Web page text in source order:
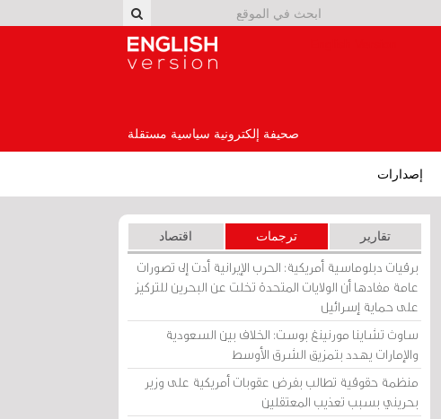
صحيفة إلكترونية سياسية مستقلة
إصدارات
تقارير ترجمات اقتصاد
برقيات دبلوماسية أمريكية: الحرب الإيرانية أدت إلى تصورات
عامة مفادها أن الولايات المتحدة تخلت عن البحرين للتركيز
على حماية إسرائيل
ساوث تشاينا مورنينغ بوست: الخلاف بين السعودية
والإمارات يهدد بتمزيق الشرق الأوسط
منظمة حقوقية تطالب بفرض عقوبات أمريكية على وزير
بحريني بسبب تعذيب المعتقلين